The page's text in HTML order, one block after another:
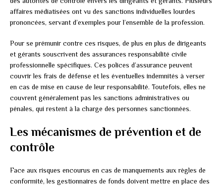
affaires médiatisées ont vu des sanctions individuelles lourdes
prononcées, servant d’exemples pour l’ensemble de la profession.
Pour se prémunir contre ces risques, de plus en plus de dirigeants
et gérants souscrivent des assurances responsabilité civile
professionnelle spécifiques. Ces polices d’assurance peuvent
couvrir les frais de défense et les éventuelles indemnités à verser
en cas de mise en cause de leur responsabilité. Toutefois, elles ne
couvrent généralement pas les sanctions administratives ou
pénales, qui restent à la charge des personnes sanctionnées.
Les mécanismes de prévention et de
contrôle
Face aux risques encourus en cas de manquements aux règles de
conformité, les gestionnaires de fonds doivent mettre en place des